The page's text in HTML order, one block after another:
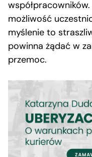
możliwość
myślenie to
powinna żądać w
przemoc.